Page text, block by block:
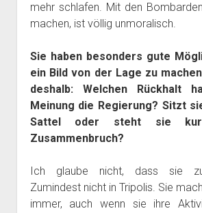
mehr schlafen. Mit den
machen, ist völlig unmoralisch.
Sie haben besonders gute
ein Bild von der Lage zu
deshalb: Welchen Rückhalt
Meinung die Regierung? Sitzt
Sattel oder steht sie
Zusammenbruch?
Ich glaube nicht, dass sie
Zumindest nicht in Tripolis. Sie
immer, auch wenn sie ihre